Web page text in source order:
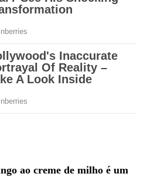
ao creme de milho é um